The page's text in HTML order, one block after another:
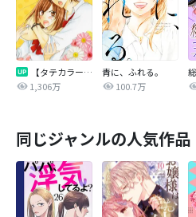
【タテカラー版】なまいきざかり。
1,306万
青に、ふれる。
100.7万
同じジャンルの人気作品